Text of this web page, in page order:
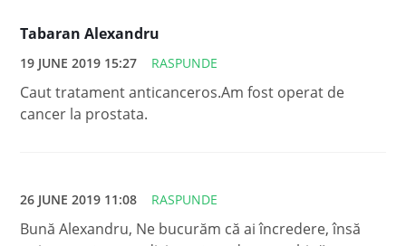
Tabaran Alexandru
19 JUNE 2019 15:27 RASPUNDE
Caut tratament anticanceros.Am fost operat de
cancer la prostata.
26 JUNE 2019 11:08 RASPUNDE
Bună Alexandru, Ne bucurăm că ai încredere, însă